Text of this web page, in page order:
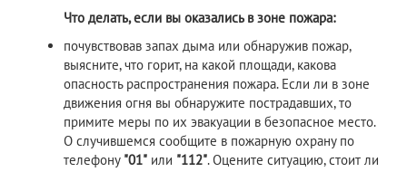
Что делать, если вы оказались в зоне пожара:
почувствовав запах дыма или обнаружив пожар,
выясните, что горит, на какой площади, какова
опасность распространения пожара. Если ли в зоне
движения огня вы обнаружите пострадавших, то
примите меры по их эвакуации в безопасное место.
О случившемся сообщите в пожарную охрану по
телефону "01" или "112". Оцените ситуацию, стоит ли